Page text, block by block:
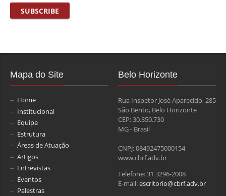
Mapa do Site
Home
Institucional
Equipe
Estrutura
Áreas de Atuação
Artigos
Entrevistas
Eventos
Palestras
Belo Horizonte
Rua Inspetor José Aparecido, 285
São Bento, Belo Horizonte
CEP: 30.350.730
MG - Brasil
CNPJ: 08492475000154
www.cbrf.adv.br
Telefone: 31 3296-2008
E-mail:escritorio@cbrf.adv.br